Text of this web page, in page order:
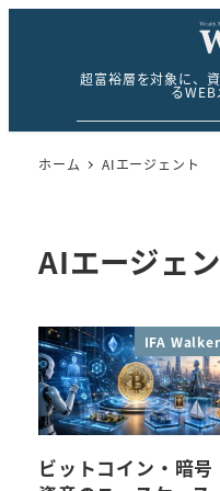
超富裕層を対象に、
るWEB
ホーム AIエージェント
AIエージェ
IFA Walker
ビットコイン・暗号